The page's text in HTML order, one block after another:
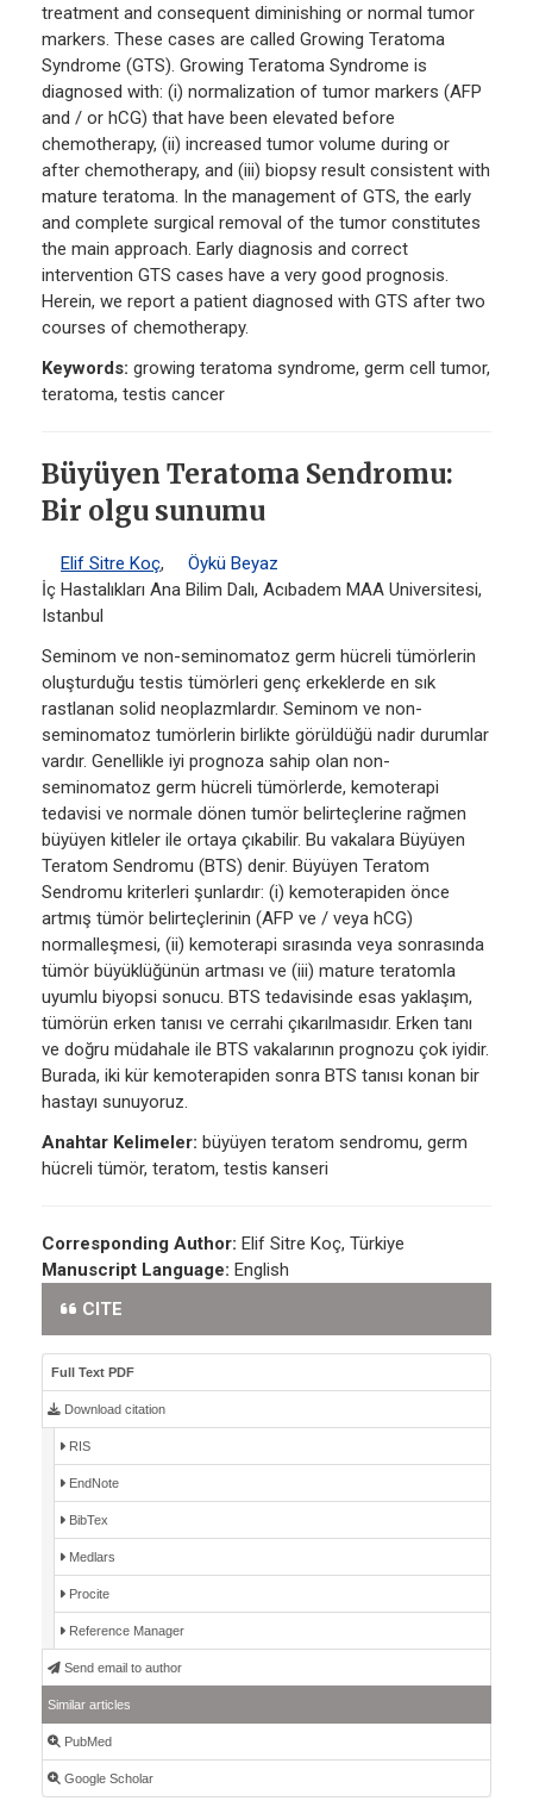
treatment and consequent diminishing or normal tumor
markers. These cases are called Growing Teratoma
Syndrome (GTS). Growing Teratoma Syndrome is
diagnosed with: (i) normalization of tumor markers (AFP
and / or hCG) that have been elevated before
chemotherapy, (ii) increased tumor volume during or
after chemotherapy, and (iii) biopsy result consistent with
mature teratoma. In the management of GTS, the early
and complete surgical removal of the tumor constitutes
the main approach. Early diagnosis and correct
intervention GTS cases have a very good prognosis.
Herein, we report a patient diagnosed with GTS after two
courses of chemotherapy.
Keywords: growing teratoma syndrome, germ cell tumor,
teratoma, testis cancer
Büyüyen Teratoma Sendromu:
Bir olgu sunumu
Elif Sitre Koç,
Öykü Beyaz
İç Hastalıkları Ana Bilim Dalı, Acıbadem MAA Universitesi,
Istanbul
Seminom ve non-seminomatoz germ hücreli tümörlerin
oluşturduğu testis tümörleri genç erkeklerde en sık
rastlanan solid neoplazmlardır. Seminom ve non-
seminomatoz tumörlerin birlikte görüldüğü nadir durumlar
vardır. Genellikle iyi prognoza sahip olan non-
seminomatoz germ hücreli tümörlerde, kemoterapi
tedavisi ve normale dönen tumör belirteçlerine rağmen
büyüyen kitleler ile ortaya çıkabilir. Bu vakalara Büyüyen
Teratom Sendromu (BTS) denir. Büyüyen Teratom
Sendromu kriterleri şunlardır: (i) kemoterapiden önce
artmış tümör belirteçlerinin (AFP ve / veya hCG)
normalleşmesi, (ii) kemoterapi sırasında veya sonrasında
tümör büyüklüğünün artması ve (iii) mature teratomla
uyumlu biyopsi sonucu. BTS tedavisinde esas yaklaşım,
tümörün erken tanısı ve cerrahi çıkarılmasıdır. Erken tanı
ve doğru müdahale ile BTS vakalarının prognozu çok iyidir.
Burada, iki kür kemoterapiden sonra BTS tanısı konan bir
hastayı sunuyoruz.
Anahtar Kelimeler: büyüyen teratom sendromu, germ
hücreli tümör, teratom, testis kanseri
Corresponding Author: Elif Sitre Koç, Türkiye
Manuscript Language: English
CITE
Full Text PDF
Download citation
RIS
EndNote
BibTex
Medlars
Procite
Reference Manager
Send email to author
Similar articles
PubMed
Google Scholar